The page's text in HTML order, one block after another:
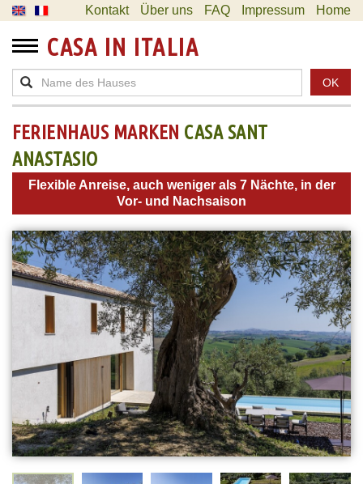
Kontakt Über uns FAQ Impressum Home
CASA IN ITALIA
OK
FERIENHAUS MARKEN CASA SANT
ANASTASIO
Flexible Anreise, auch weniger als 7 Nächte, in der
Vor- und Nachsaison